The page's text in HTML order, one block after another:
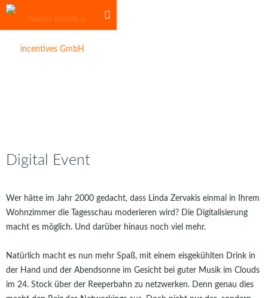
Digital Event
Wer hätte im Jahr 2000 gedacht, dass Linda Zervakis einmal in Ihrem
Wohnzimmer die Tagesschau moderieren wird? Die Digitalisierung
macht es möglich. Und darüber hinaus noch viel mehr.
Natürlich macht es nun mehr Spaß, mit einem eisgekühlten Drink in
der Hand und der Abendsonne im Gesicht bei guter Musik im Clouds
im 24. Stock über der Reeperbahn zu netzwerken. Denn genau dies